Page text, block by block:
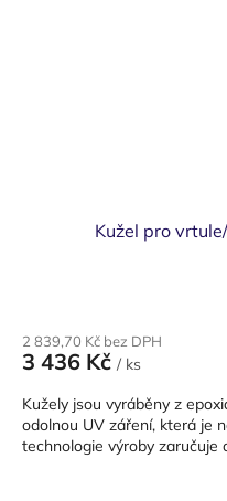
Kužel pro
2 839,70 Kč bez DPH
3 436 Kč / ks
Kužely jsou vyráběny z
odolnou UV záření, která je
technologie výroby zaručuje